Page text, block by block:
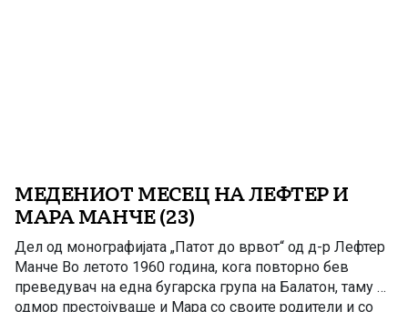
МЕДЕНИОТ МЕСЕЦ НА ЛЕФТЕР И
МАРА МАНЧЕ (23)
Дел од монографијата „Патот до врвот“ од д-р Лефтер
Манче Во летото 1960 година, кога повторно бев
преведувач на една бугарска група на Балатон, таму на
одмор престојуваше и Мара со своите родители и со